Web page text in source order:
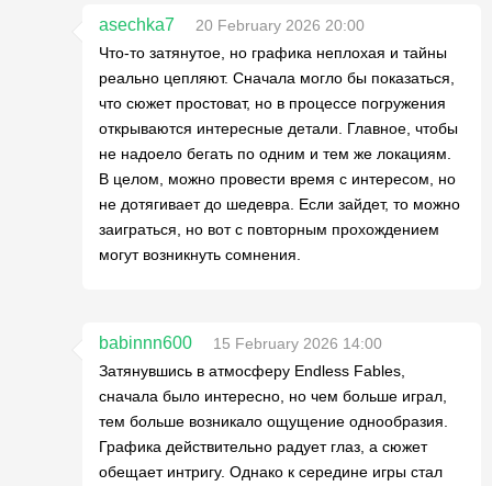
asechka7
20 February 2026 20:00
Что-то затянутое, но графика неплохая и тайны
реально цепляют. Сначала могло бы показаться,
что сюжет простоват, но в процессе погружения
открываются интересные детали. Главное, чтобы
не надоело бегать по одним и тем же локациям.
В целом, можно провести время с интересом, но
не дотягивает до шедевра. Если зайдет, то можно
заиграться, но вот с повторным прохождением
могут возникнуть сомнения.
babinnn600
15 February 2026 14:00
Затянувшись в атмосферу Endless Fables,
сначала было интересно, но чем больше играл,
тем больше возникало ощущение однообразия.
Графика действительно радует глаз, а сюжет
обещает интригу. Однако к середине игры стал